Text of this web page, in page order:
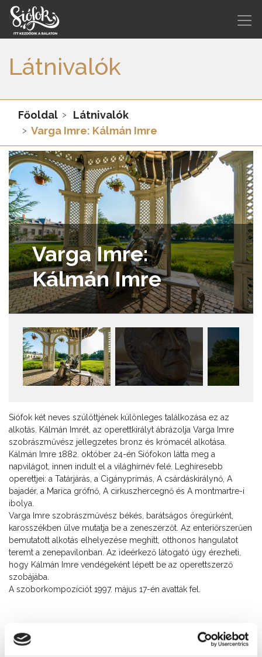
Látnivalók
Főoldal
Látnivalók
Varga Imre: Kálmán Imre
Varga Imre:
Kálmán Imre
Siófok két neves szülöttjének különleges találkozása ez az
alkotás. Kálmán Imrét, az operettkirályt ábrázolja Varga Imre
szobrászművész jellegzetes bronz és krómacél alkotása.
Kálmán Imre 1882. október 24-én Siófokon látta meg a
napvilágot, innen indult el a világhírnév felé. Leghíresebb
operettjei: a Tatárjárás, a Cigányprímás, A csárdáskirálynő, A
bajadér, a Marica grófnő, A cirkuszhercegnő és A montmartre-i
ibolya.
Varga Imre szobrászművész békés, barátságos öregúrként,
karosszékben ülve mutatja be a zeneszerzőt. Az enteriőrszerűen
bemutatott alkotás elhelyezése meghitt, otthonos hangulatot
teremt a zenepavilonban. Az ideérkező látogató úgy érezheti,
hogy Kálmán Imre vendégeként lépett be az operettszerző
szobájába.
A szoborkompozíciót 1997. május 17-én avatták fel.
Cím